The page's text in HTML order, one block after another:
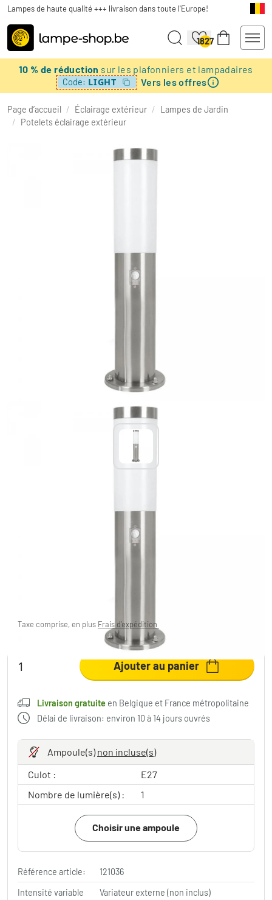
Lampes de haute qualité +++ livraison dans toute l'Europe!
1827
10 % de réduction sur les plafonniers et lampadaires
Code: LIGHT Vers les offres
Page d’accueil / Éclairage extérieur / Lampes de Jardin
/ Potelets éclairage extérieur
Lampadaire extérieur Eglo HELSINKI Acier
inoxydable, 1 lumière, Détecteur de
Taxe comprise, en plus Frais d'expédition
en Belgique et France métropolitaine
Ajouter au panier
Livraison gratuite en Belgique et France métropolitaine
Délai de livraison: environ 10 à 14 jours ouvrés
Ampoule(s)non incluse(s)
Culot :
E27
Nombre de lumière(s) :
1
Choisir une ampoule
Référence article:
121036
Intensité variable
Variateur externe (non inclus)